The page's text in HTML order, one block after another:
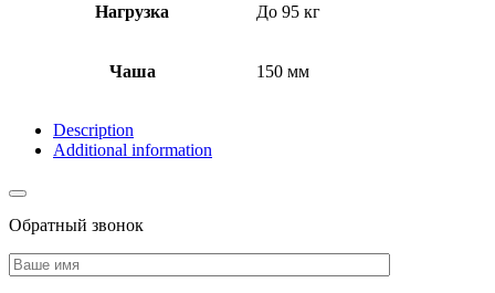
Нагрузка До 95 кг
Чаша 150 мм
Description
Additional information
Обратный звонок